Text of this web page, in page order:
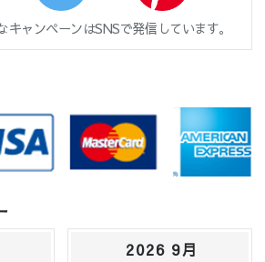
キャンペーンはSNSで発信しています。
2026 9月